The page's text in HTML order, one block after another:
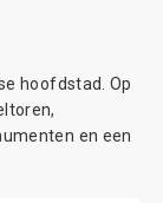
hoofdstad. Op
en een